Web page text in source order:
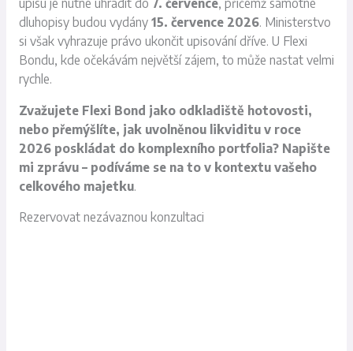
dluhopisy budou vydány 15. července 2026. Ministerstvo
si však vyhrazuje právo ukončit upisování dříve. U Flexi
Bondu, kde očekávám největší zájem, to může nastat velmi
rychle.
Zvažujete Flexi Bond jako odkladiště hotovosti,
nebo přemýšlíte, jak uvolněnou likviditu v roce
2026 poskládat do komplexního portfolia? Napište
mi zprávu – podíváme se na to v kontextu vašeho
celkového majetku.
Rezervovat nezávaznou konzultaci